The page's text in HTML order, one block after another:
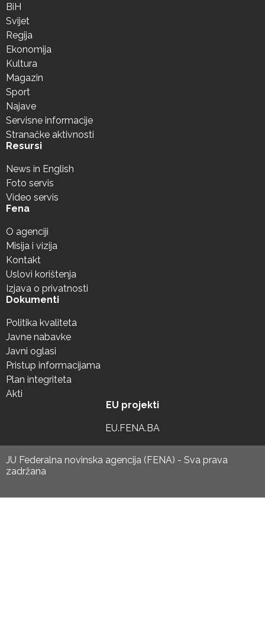
BiH
Svijet
Regija
Ekonomija
Kultura
Magazin
Sport
Najave
Servisne informacije
Stranačke aktivnosti
Resursi
News in English
Foto servis
Video servis
Fena
O agenciji
Misija i vizija
Kontakt
Uslovi korištenja
Izjava o privatnosti
Dokumenti
Politika kvaliteta
Javne nabavke
Javni oglasi
Pristup informacijama
Plan integriteta
Akti
EU projekti
EU.FENA.BA
JU Federalna novinska agencija (FENA) - Sva prava
zadržana